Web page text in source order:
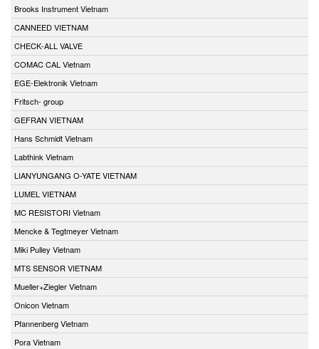
Brooks Instrument Vietnam
CANNEED VIETNAM
CHECK-ALL VALVE
COMAC CAL Vietnam
EGE-Elektronik Vietnam
Fritsch- group
GEFRAN VIETNAM
Hans Schmidt Vietnam
Labthink Vietnam
LIANYUNGANG O-YATE VIETNAM
LUMEL VIETNAM
MC RESISTORI Vietnam
Mencke & Tegtmeyer Vietnam
Miki Pulley Vietnam
MTS SENSOR VIETNAM
Mueller+Ziegler Vietnam
Onicon Vietnam
Pfannenberg Vietnam
Pora Vietnam